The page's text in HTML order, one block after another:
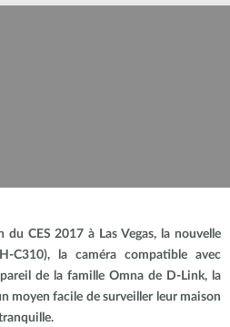
du CES 2017 à Las Vegas, la nouvelle
C310), la caméra compatible avec
de la famille Omna de D-Link, la
moyen facile de surveiller leur maison